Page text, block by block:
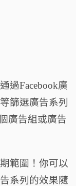
過Facebook廣
篩選廣告系列
廣告組或廣告
範圍！你可以
系列的效果隨